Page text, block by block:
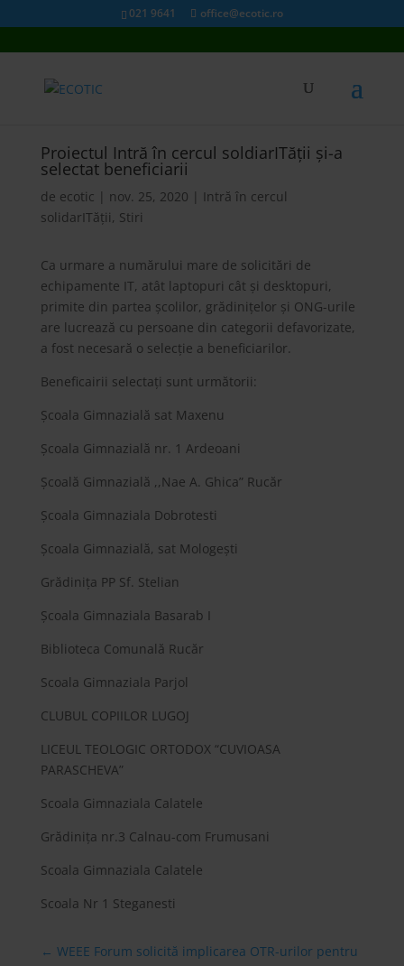
021 9641 office@ecotic.ro
Proiectul Intră în cercul soldiarITății și-a
selectat beneficiarii
de ecotic | nov. 25, 2020 | Intră în cercul
solidarITății, Stiri
Ca urmare a numărului mare de solicitări de
echipamente IT, atât laptopuri cât și desktopuri,
primite din partea școlilor, grădinițelor și ONG-urile
are lucrează cu persoane din categorii defavorizate,
a fost necesară o selecție a beneficiarilor.
Beneficairii selectați sunt următorii:
Școala Gimnazială sat Maxenu
Școala Gimnazială nr. 1 Ardeoani
Școală Gimnazială ,,Nae A. Ghica” Rucăr
Școala Gimnaziala Dobrotesti
Școala Gimnazială, sat Mologești
Grădinița PP Sf. Stelian
Școala Gimnaziala Basarab I
Biblioteca Comunală Rucăr
Scoala Gimnaziala Parjol
CLUBUL COPIILOR LUGOJ
LICEUL TEOLOGIC ORTODOX “CUVIOASA
PARASCHEVA”
Scoala Gimnaziala Calatele
Grădinița nr.3 Calnau-com Frumusani
Scoala Gimnaziala Calatele
Scoala Nr 1 Steganesti
← WEEE Forum solicită implicarea OTR-urilor pentru